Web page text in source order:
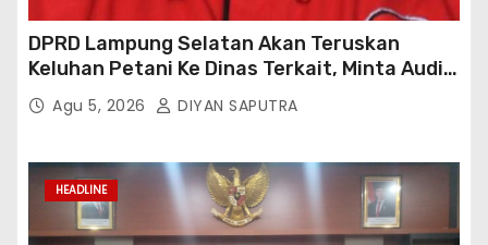
DPRD Lampung Selatan Akan Teruskan
Keluhan Petani Ke Dinas Terkait, Minta Audit
Penyaluran Pupuk Bersubsidi Di Desa Budi
Lestari
Agu 5, 2026 DIYAN SAPUTRA
HEADLINE